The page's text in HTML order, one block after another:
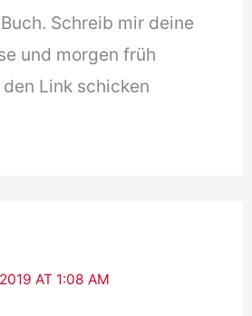
Schreib mir deine
und morgen früh
Link schicken
AT 1:08 AM